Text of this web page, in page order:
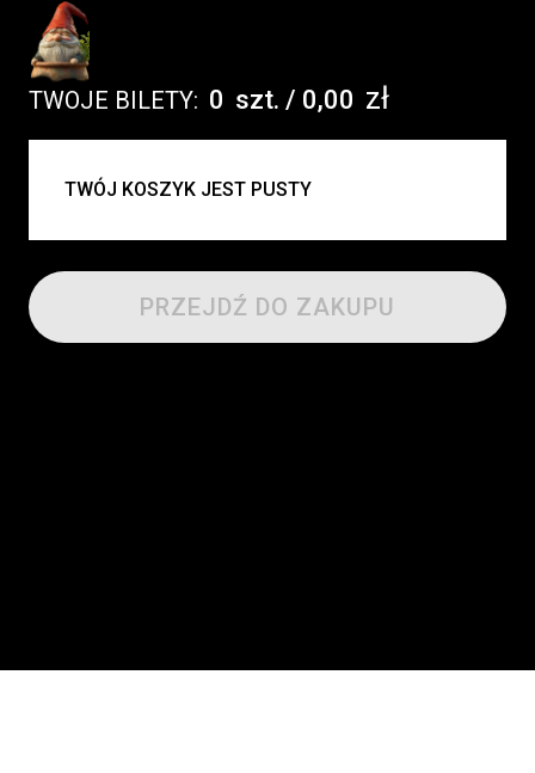
TWOJE BILETY: 0 szt. / 0,00 zł
UWAGA:
TWÓJ KOSZYK JEST PUSTY
PRZEJDŹ DO ZAKUPU